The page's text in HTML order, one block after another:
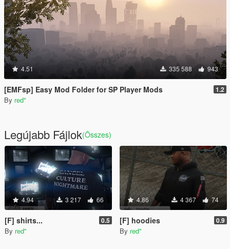
4.51 335 588 943
[EMFsp] Easy Mod Folder for SP Player Mods 1.2
By red''
Legújabb Fájlok(Összes)
4.94 3 217 66
[F] shirts... 0.5
By red''
4.86 4 367 74
[F] hoodies 0.9
By red''